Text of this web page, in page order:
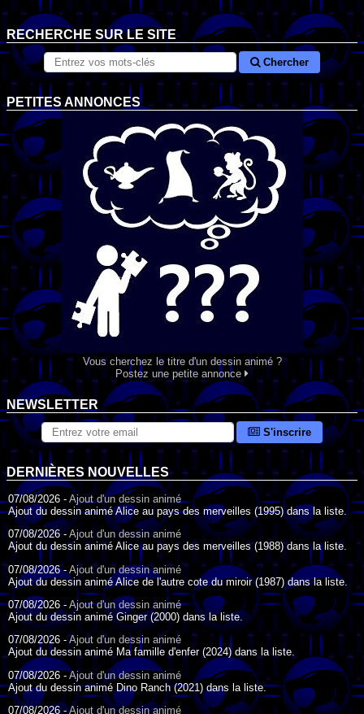
RECHERCHE SUR LE SITE
Chercher
PETITES ANNONCES
Vous cherchez le titre d'un dessin animé ?
Postez une petite annonce
NEWSLETTER
S'inscrire
DERNIÈRES NOUVELLES
07/08/2026 - Ajout d'un dessin animé
Ajout du dessin animé Alice au pays des merveilles (1995) dans la liste.
07/08/2026 -Ajout d'un dessin animé
Ajout du dessin animé Alice au pays des merveilles (1988) dans la liste.
07/08/2026 - Ajout d'un dessin animé
Ajout du dessin animé Alice de l'autre cote du miroir (1987) dans la liste.
07/08/2026 - Ajout d'un dessin animé
Ajout du dessin animé Ginger (2000) dans la liste.
07/08/2026 - Ajout d'un dessin animé
Ajout du dessin animé Ma famille d'enfer (2024) dans la liste.
07/08/2026 -Ajout d'un dessin animé
Ajout du dessin animé Dino Ranch (2021) dans la liste.
07/08/2026 -Ajout d'un dessin animé